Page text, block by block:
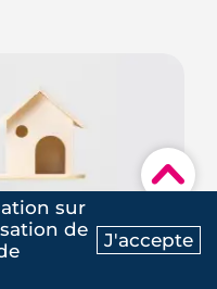
Contactez-nous
▾
à Rennes :
plus chère
sur
de
J'accepte